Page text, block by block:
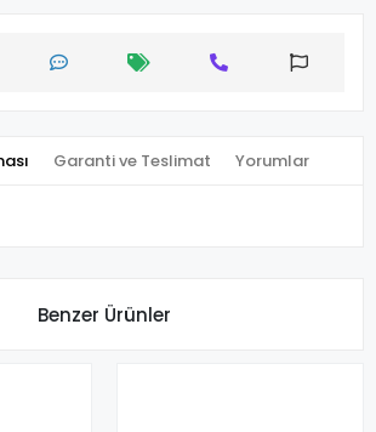
Garanti ve Teslimat Yorumlar
Benzer Ürünler